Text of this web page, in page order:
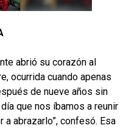
abrió su corazón al
ocurrida cuando apenas
de nueve años sin
que nos íbamos a reunir
a abrazarlo”, confesó. Esa